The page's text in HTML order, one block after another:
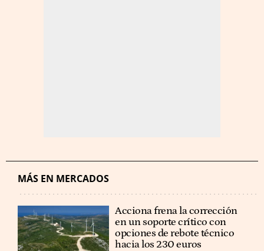
MÁS EN MERCADOS
Acciona frena la corrección
en un soporte crítico con
opciones de rebote técnico
hacia los 230 euros